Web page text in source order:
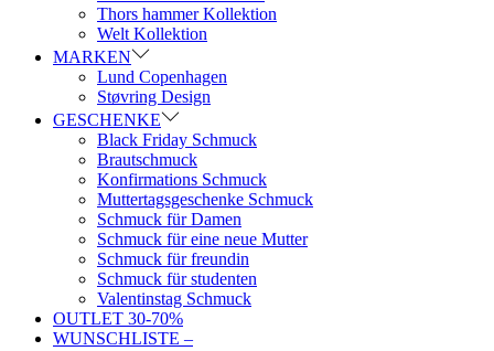
Thors hammer Kollektion
Welt Kollektion
MARKEN
Lund Copenhagen
Støvring Design
GESCHENKE
Black Friday Schmuck
Brautschmuck
Konfirmations Schmuck
Muttertagsgeschenke Schmuck
Schmuck für Damen
Schmuck für eine neue Mutter
Schmuck für freundin
Schmuck für studenten
Valentinstag Schmuck
OUTLET 30-70%
WUNSCHLISTE –